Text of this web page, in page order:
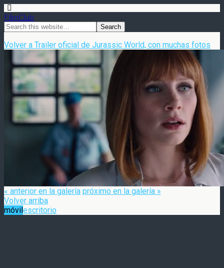
FilmClub
Volver a Trailer oficial de Jurassic World, con muchas fotos
« anterior en la galería próximo en la galería »
Volver arriba
móvilescritorio